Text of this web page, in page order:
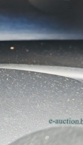
(указан в
диагностике,
не
электронных